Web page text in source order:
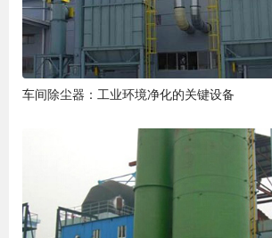
车间除尘器：工业环境净化的关键设备